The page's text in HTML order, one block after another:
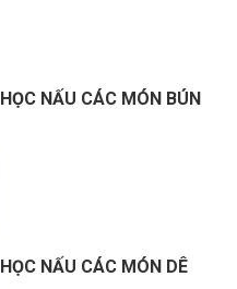
HỌC NẤU CÁC MÓN BÚN
HỌC NẤU CÁC MÓN DÊ